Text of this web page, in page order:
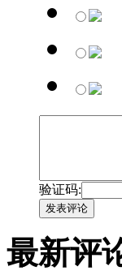
验证码:
发表评论
最新评